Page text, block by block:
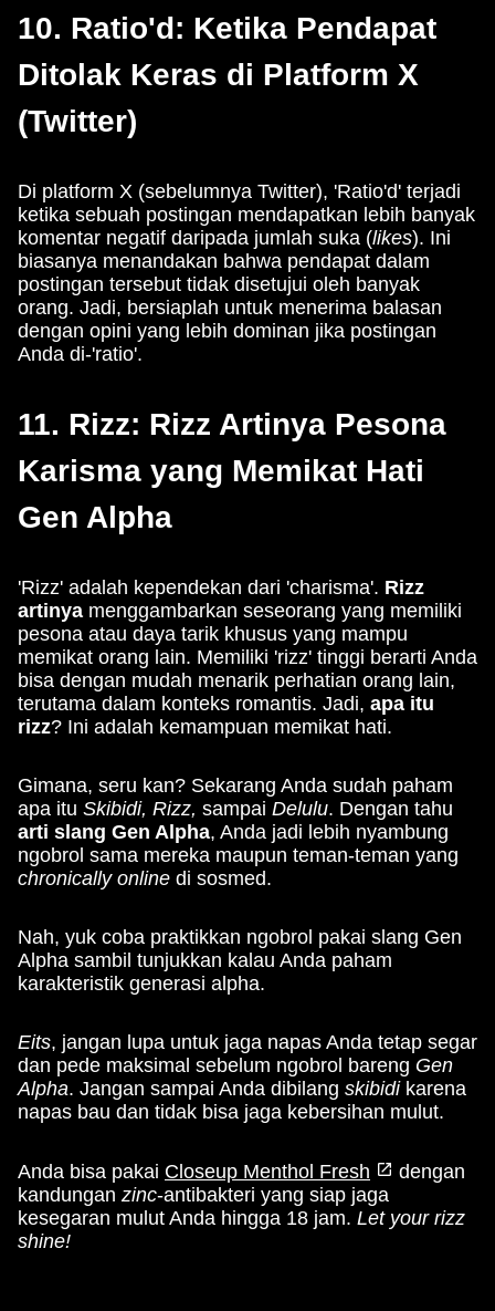
10. Ratio'd: Ketika Pendapat
Ditolak Keras di Platform X
(Twitter)
Di platform X (sebelumnya Twitter), 'Ratio'd' terjadi
ketika sebuah postingan mendapatkan lebih banyak
komentar negatif daripada jumlah suka (likes). Ini
biasanya menandakan bahwa pendapat dalam
postingan tersebut tidak disetujui oleh banyak
orang. Jadi, bersiaplah untuk menerima balasan
dengan opini yang lebih dominan jika postingan
Anda di-'ratio'.
11. Rizz: Rizz Artinya Pesona
Karisma yang Memikat Hati
Gen Alpha
'Rizz' adalah kependekan dari 'charisma'. Rizz
artinya menggambarkan seseorang yang memiliki
pesona atau daya tarik khusus yang mampu
memikat orang lain. Memiliki 'rizz' tinggi berarti Anda
bisa dengan mudah menarik perhatian orang lain,
terutama dalam konteks romantis. Jadi, apa itu
rizz? Ini adalah kemampuan memikat hati.
Gimana, seru kan? Sekarang Anda sudah paham
apa itu Skibidi, Rizz, sampai Delulu. Dengan tahu
arti slang Gen Alpha, Anda jadi lebih nyambung
ngobrol sama mereka maupun teman-teman yang
chronically online di sosmed.
Nah, yuk coba praktikkan ngobrol pakai slang Gen
Alpha sambil tunjukkan kalau Anda paham
karakteristik generasi alpha.
Eits, jangan lupa untuk jaga napas Anda tetap segar
dan pede maksimal sebelum ngobrol bareng Gen
Alpha. Jangan sampai Anda dibilang skibidikarena
napas bau dan tidak bisa jaga kebersihan mulut.
Anda bisa pakai Closeup Menthol Fresh
dengan
kandungan zinc-antibakteri yang siap jaga
kesegaran mulut Anda hingga 18 jam. Let your rizz
shine!